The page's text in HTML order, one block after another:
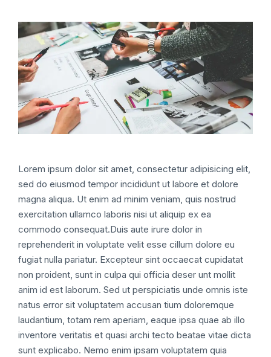
Lorem ipsum dolor sit amet, consectetur adipisicing elit,
sed do eiusmod tempor incididunt ut labore et dolore
magna aliqua. Ut enim ad minim veniam, quis nostrud
exercitation ullamco laboris nisi ut aliquip ex ea
commodo consequat.Duis aute irure dolor in
reprehenderit in voluptate velit esse cillum dolore eu
fugiat nulla pariatur. Excepteur sint occaecat cupidatat
non proident, sunt in culpa qui officia deser unt mollit
anim id est laborum. Sed ut perspiciatis unde omnis iste
natus error sit voluptatem accusan tium doloremque
laudantium, totam rem aperiam, eaque ipsa quae ab illo
inventore veritatis et quasi archi tecto beatae vitae dicta
sunt explicabo. Nemo enim ipsam voluptatem quia